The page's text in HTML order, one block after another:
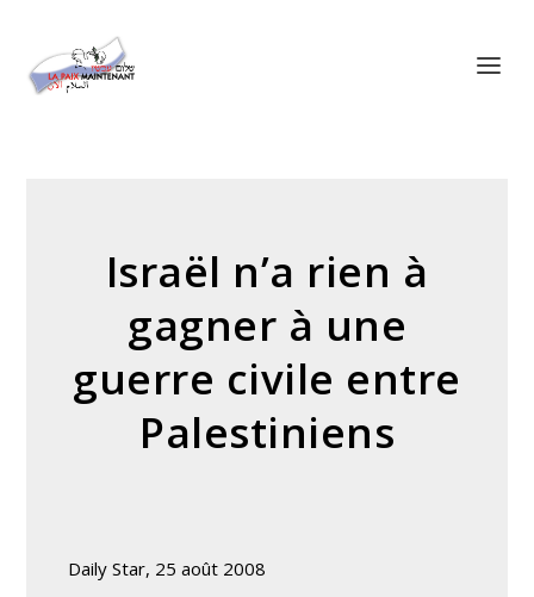
Israël n’a rien à
gagner à une
guerre civile entre
Palestiniens
Daily Star, 25 août 2008